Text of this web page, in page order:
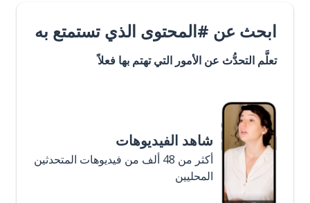
ابحث عن #المحتوى الذي تستمتع به
تعلَّم التحدُّث عن الأمور التي تهتم بها فعلاً
شاهد الفيديوهات
أكثر من 48 ألف من فيديوهات المتحدثين
المحليين